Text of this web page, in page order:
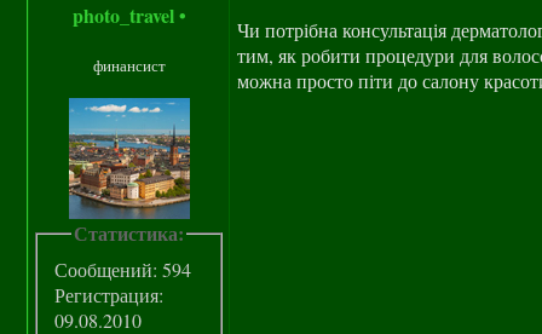
photo_travel•
финансист
Статистика:
Сообщений: 594
Регистрация:
09.08.2010
Чи потрібна консультація
тим, як робити процедури для
можна просто піти до салону